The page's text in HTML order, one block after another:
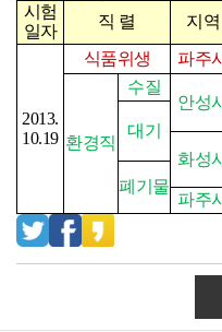
시험
일자
직 렬 지역
2013.
10.19
식품위생 파주시
환경직
수질
안성시
대기
화성시
폐기물
파주시